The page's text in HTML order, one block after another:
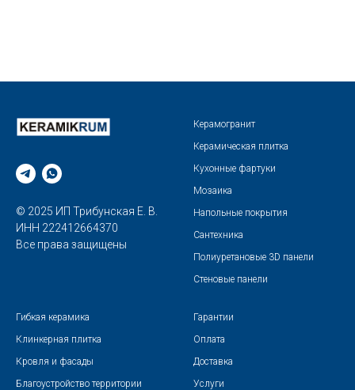
© 2025 ИП Трибунская Е. В.
ИНН 222412664370
Все права защищены
Керамогранит
Керамическая плитка
Кухонные фартуки
Мозаика
Напольные покрытия
Сантехника
Полиуретановые 3D панели
Стеновые панели
Гибкая керамика
Клинкерная плитка
Кровля и фасады
Благоустройство территории
Гарантии
Оплата
Доставка
Услуги